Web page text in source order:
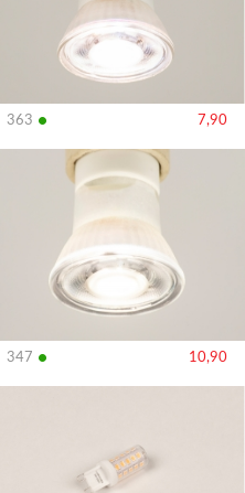
363 • 7,90
347 • 10,90
Bekijk